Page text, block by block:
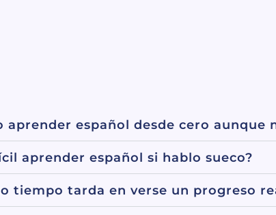
aprender español desde cero
aprender español si hablo sueco?
tiempo tarda en verse un progreso